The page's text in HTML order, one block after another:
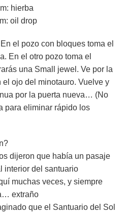
hierba
oil drop
el pozo con bloques toma el
En el otro pozo toma el
una Small jewel. Ve por la
ojo del minotauro. Vuelve y
por la puerta nueva… (No
para eliminar rápido los
dijeron que había un pasaje
interior del santuario
muchas veces, y siempre
extraño
que el Santuario del Sol